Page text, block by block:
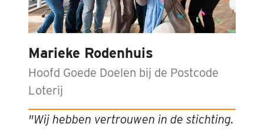
Marieke Rodenhuis
Hoofd Goede Doelen bij de Postcode
Loterij
"Wij hebben vertrouwen in de stichting.